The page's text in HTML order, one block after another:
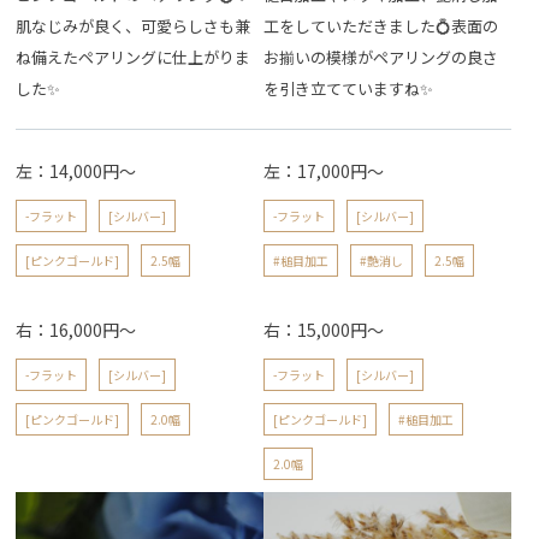
肌なじみが良く、可愛らしさも兼
ね備えたペアリングに仕上がりま
した✨
左：14,000円～
-フラット [シルバー]
[ピンクゴールド] 2.5幅
右：16,000円～
-フラット [シルバー]
[ピンクゴールド] 2.0幅
工をしていただきました💍表面の
お揃いの模様がペアリングの良さ
を引き立てていますね✨
左：17,000円～
-フラット [シルバー]
#槌目加工 #艶消し 2.5幅
右：15,000円～
-フラット [シルバー]
[ピンクゴールド] #槌目加工
2.0幅